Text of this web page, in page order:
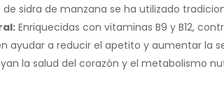
de sidra de manzana se ha utilizado
Enriquecidas con vitaminas B9 y B12,
ayudar a reducir el apetito y aumentar la
la salud del corazón y el metabolismo